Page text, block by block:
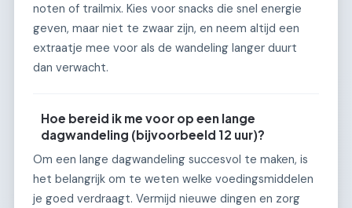
noten of trailmix. Kies voor snacks die snel energie
geven, maar niet te zwaar zijn, en neem altijd een
extraatje mee voor als de wandeling langer duurt
dan verwacht.
Hoe bereid ik me voor op een lange
dagwandeling (bijvoorbeeld 12 uur)?
Om een lange dagwandeling succesvol te maken, is
het belangrijk om te weten welke voedingsmiddelen
je goed verdraagt. Vermijd nieuwe dingen en zorg